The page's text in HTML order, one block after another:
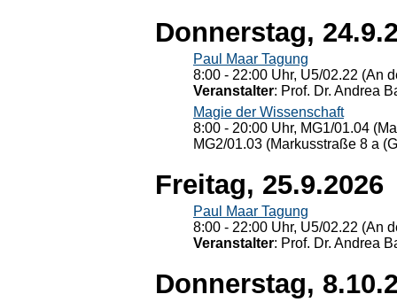
Donnerstag,
Paul Maar Tagung
8:00 - 22:00 Uhr, U5/02.22 (An
Veranstalter: Prof. Dr. Andrea
Magie der Wissenschaft
8:00 - 20:00 Uhr, MG1/01.04
MG2/01.03 (Markusstraße 8 a
Freitag, 25.9.2026
Paul Maar Tagung
8:00 - 22:00 Uhr, U5/02.22 (An
Veranstalter: Prof. Dr. Andrea
Donnerstag,